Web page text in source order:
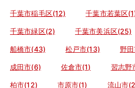
千葉市稲毛区(12) 千葉市若葉区
千葉市緑区(2) 千葉市美浜区(25)
船橋市(43) 松戸市(13) 野
成田市(6) 佐倉市(1) 習志野
柏市(12) 市原市(1) 流山市